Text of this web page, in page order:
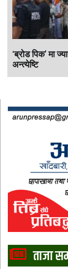
‘ब्रोड पिक’ मा
अन्त्येष्टि
ताजा